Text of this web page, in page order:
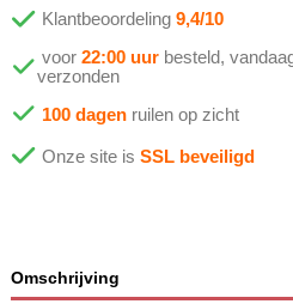
Klantbeoordeling 9,4/10
voor 22:00 uur besteld,
verzonden
100 dagen ruilen op zicht
Onze site is SSL beveiligd
Omschrijving